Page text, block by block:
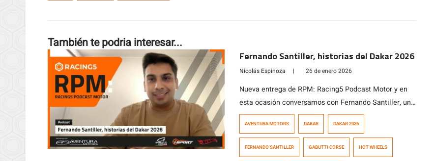
También te podria interesar...
Fernando Santiller, historias del Dakar 2026
Nicolás Espinoza | 26 de enero 2026
Nueva entrega de RPM: Racing5 Podcast Motor y en
esta ocasión conversamos con Fernando Santiller, un
apasionado de las motos y el motociclismo que
deportivas, lo que le llevó a desempeñarse como
AVENTURA MOTORS DAKAR DAKAR 2026
FERNANDO SANTILLER GABUTTI CORSE HOT WHEELS